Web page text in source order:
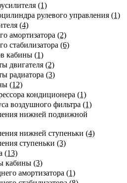
(1)
рулевого управления (1)
(4)
амортизатора (2)
стабилизатора (6)
кабины (1)
двигателя (2)
радиатора (3)
(12)
кондиционера (1)
воздушного фильтра (1)
нижней подвижной
нижней ступеньки (4)
ступеньки (3)
(13)
кабины (3)
амортизатора (1)